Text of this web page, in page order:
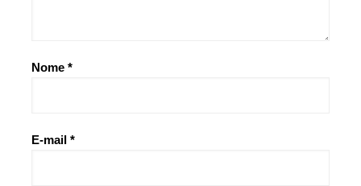
Nome *
E-mail *